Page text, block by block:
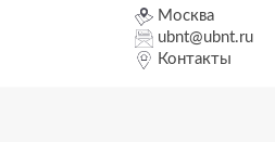
Москва
ubnt@ubnt.ru
Контакты